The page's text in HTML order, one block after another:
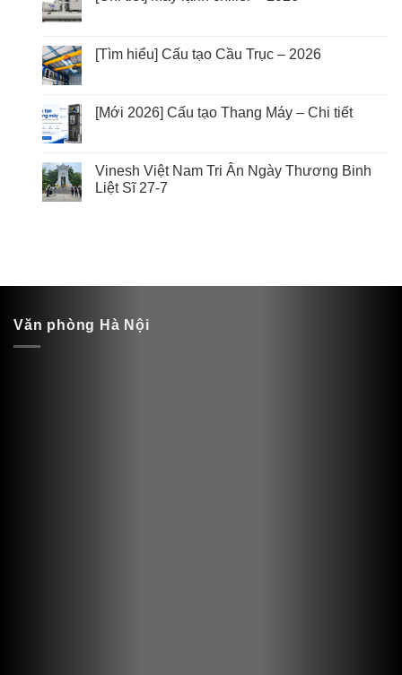
[Tìm hiểu] Cấu tạo Cầu Trục – 2026
[Mới 2026] Cấu tạo Thang Máy – Chi tiết
Vinesh Việt Nam Tri Ân Ngày Thương Binh
Liệt Sĩ 27-7
Văn phòng Hà Nội